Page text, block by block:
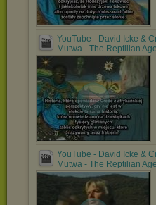
YouTube - David Icke &
Mutwa - The Reptilian
YouTube - David Icke &
Mutwa - The Reptilian